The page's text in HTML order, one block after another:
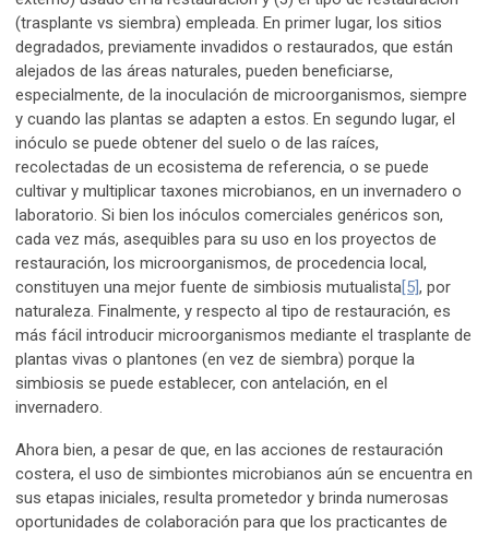
(trasplante vs siembra) empleada. En primer lugar, los sitios
degradados, previamente invadidos o restaurados, que están
alejados de las áreas naturales, pueden beneficiarse,
especialmente, de la inoculación de microorganismos, siempre
y cuando las plantas se adapten a estos. En segundo lugar, el
inóculo se puede obtener del suelo o de las raíces,
recolectadas de un ecosistema de referencia, o se puede
cultivar y multiplicar taxones microbianos, en un invernadero o
laboratorio. Si bien los inóculos comerciales genéricos son,
cada vez más, asequibles para su uso en los proyectos de
restauración, los microorganismos, de procedencia local,
constituyen una mejor fuente de simbiosis mutualista [5] , por
naturaleza. Finalmente, y respecto al tipo de restauración, es
más fácil introducir microorganismos mediante el trasplante de
plantas vivas o plantones (en vez de siembra) porque la
simbiosis se puede establecer, con antelación, en el
invernadero.
Ahora bien, a pesar de que, en las acciones de restauración
costera, el uso de simbiontes microbianos aún se encuentra en
sus etapas iniciales, resulta prometedor y brinda numerosas
oportunidades de colaboración para que los practicantes de